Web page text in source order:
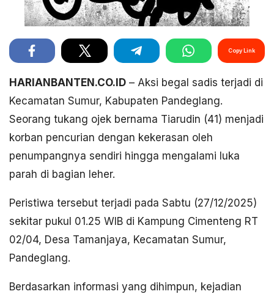
Copy Link
HARIANBANTEN.CO.ID – Aksi begal sadis terjadi di
Kecamatan Sumur, Kabupaten Pandeglang.
Seorang tukang ojek bernama Tiarudin (41) menjadi
korban pencurian dengan kekerasan oleh
penumpangnya sendiri hingga mengalami luka
parah di bagian leher.
Peristiwa tersebut terjadi pada Sabtu (27/12/2025)
sekitar pukul 01.25 WIB di Kampung Cimenteng RT
02/04, Desa Tamanjaya, Kecamatan Sumur,
Pandeglang.
Berdasarkan informasi yang dihimpun, kejadian